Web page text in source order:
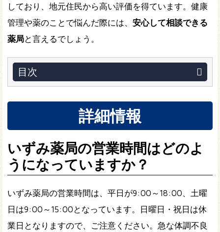
しており、地元住民から高い評価を得ています。健康
管理や薬のことで悩んだ際には、 安心して相談できる
薬局と言えるでしょう。
目次
詳細情報
いずみ薬局の営業時間はどのよ
うになっていますか？
いずみ薬局の営業時間は、平日が9:00～18:00、土曜
日は9:00～15:00となっています。日曜日・祝日は休
業日となりますので、ご注意ください。急な体調不良